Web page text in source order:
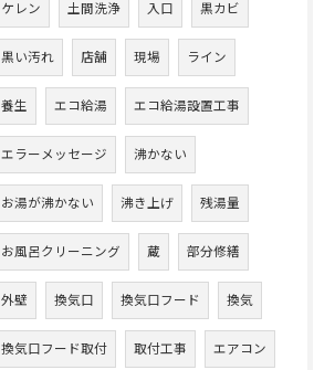
ケレン 土間洗浄 入口 黒カビ
黒い汚れ 店舗 現場 ライン
養生 エコ給湯 エコ給湯設置工事
エラーメッセージ 沸かない
お湯が沸かない 沸き上げ 残湯量
お風呂クリーニング 蔵 部分修繕
外壁 換気口 換気口フード 換気
換気口フード取付 取付工事 エアコン